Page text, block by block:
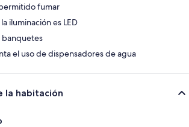
fumar
iluminación es LED
banquetes
el uso de dispensadores de agua
la habitación